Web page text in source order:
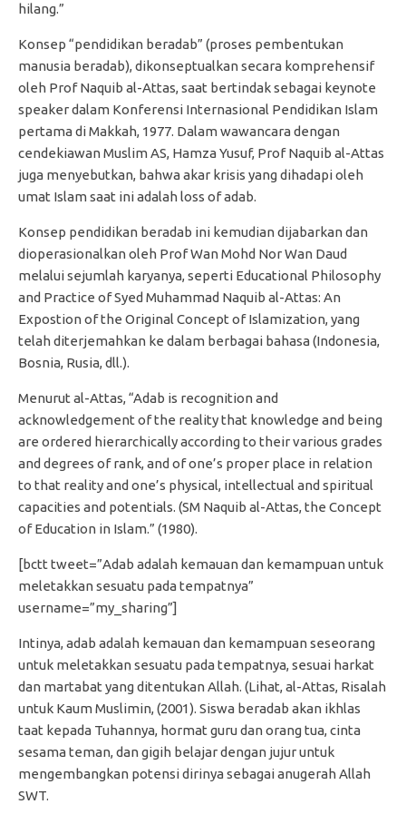
hilang.”
Konsep “pendidikan beradab” (proses pembentukan
manusia beradab), dikonseptualkan secara komprehensif
oleh Prof Naquib al-Attas, saat bertindak sebagai keynote
speaker dalam Konferensi Internasional Pendidikan Islam
pertama di Makkah, 1977. Dalam wawancara dengan
cendekiawan Muslim AS, Hamza Yusuf, Prof Naquib al-Attas
juga menyebutkan, bahwa akar krisis yang dihadapi oleh
umat Islam saat ini adalah loss of adab.
Konsep pendidikan beradab ini kemudian dijabarkan dan
dioperasionalkan oleh Prof Wan Mohd Nor Wan Daud
melalui sejumlah karyanya, seperti Educational Philosophy
and Practice of Syed Muhammad Naquib al-Attas: An
Expostion of the Original Concept of Islamization, yang
telah diterjemahkan ke dalam berbagai bahasa (Indonesia,
Bosnia, Rusia, dll.).
Menurut al-Attas, “Adab is recognition and
acknowledgement of the reality that knowledge and being
are ordered hierarchically according to their various grades
and degrees of rank, and of one’s proper place in relation
to that reality and one’s physical, intellectual and spiritual
capacities and potentials. (SM Naquib al-Attas, the Concept
of Education in Islam.” (1980).
[bctt tweet=”Adab adalah kemauan dan kemampuan untuk
meletakkan sesuatu pada tempatnya”
username=”my_sharing”]
Intinya, adab adalah kemauan dan kemampuan seseorang
untuk meletakkan sesuatu pada tempatnya, sesuai harkat
dan martabat yang ditentukan Allah. (Lihat, al-Attas, Risalah
untuk Kaum Muslimin, (2001). Siswa beradab akan ikhlas
taat kepada Tuhannya, hormat guru dan orang tua, cinta
sesama teman, dan gigih belajar dengan jujur untuk
mengembangkan potensi dirinya sebagai anugerah Allah
SWT.